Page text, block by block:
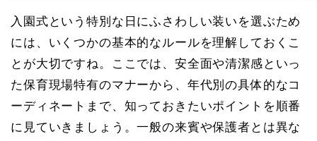
入園式という特別な日にふさわしい装いを選ぶため
には、いくつかの基本的なルールを理解しておくこ
とが大切ですね。ここでは、安全面や清潔感といっ
た保育現場特有のマナーから、年代別の具体的なコ
ーディネートまで、知っておきたいポイントを順番
に見ていきましょう。一般の来賓や保護者とは異な